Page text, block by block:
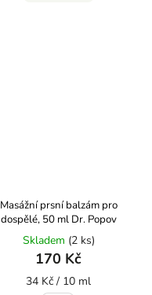
Masážní prsní balzám pro
dospělé, 50 ml Dr. Popov
Skladem (2 ks)
170 Kč
34 Kč / 10 ml